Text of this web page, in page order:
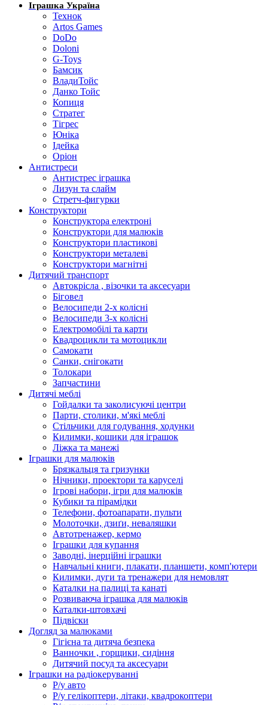
Іграшка Україна
Технок
Artos Games
DoDo
Doloni
G-Toys
Бамсик
ВладиТойс
Данко Тойс
Копиця
Стратег
Тігрес
Юніка
Ідейка
Оріон
Антистреси
Антистрес іграшка
Лизун та слайм
Стретч-фигурки
Конструктори
Конструктора електроні
Конструктори для малюків
Конструктори пластикові
Конструктори металеві
Конструктори магнітні
Дитячий транспорт
Автокрісла , візочки та аксесуари
Біговел
Велосипеди 2-х колісні
Велосипеди 3-х колісні
Електромобілі та карти
Квадроцикли та мотоцикли
Самокати
Санки, снігокати
Толокари
Запчастини
Дитячі меблі
Гойдалки та заколисуючі центри
Парти, столики, м'які меблі
Стільчики для годування, ходунки
Килимки, кошики для іграшок
Ліжка та манежі
Іграшки для малюків
Брязкальця та гризунки
Нічники, проектори та каруселі
Ігрові набори, ігри для малюків
Кубики та пірамідки
Телефони, фотоапарати, пульти
Молоточки, дзиґи, неваляшки
Автотренажер, кермо
Іграшки для купання
Заводні, інерційні іграшки
Навчальні книги, плакати, планшети, комп'ютери
Килимки, дуги та тренажери для немовлят
Каталки на палиці та канаті
Розвиваюча іграшка для малюків
Каталки-штовхачі
Підвіски
Догляд за малюками
Гігієна та дитяча безпека
Ванночки , горщики, сидіння
Дитячий посуд та аксесуари
Іграшки на радіокеруванні
Р/у авто
Р/у гелікоптери, літаки, квадрокоптери